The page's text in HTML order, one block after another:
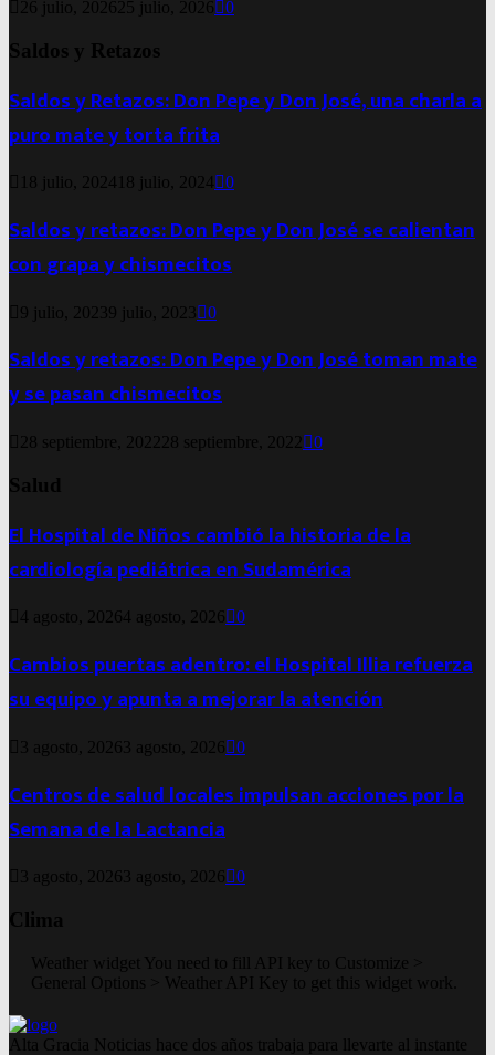
26 julio, 2026 25 julio, 2026 0
Saldos y Retazos
Saldos y Retazos: Don Pepe y Don José, una charla a
puro mate y torta frita
18 julio, 2024 18 julio, 2024 0
Saldos y retazos: Don Pepe y Don José se calientan
con grapa y chismecitos
9 julio, 20239 julio, 2023 0
Saldos y retazos: Don Pepe y Don José toman mate
y se pasan chismecitos
28 septiembre, 2022 28 septiembre, 2022 0
Salud
El Hospital de Niños cambió la historia de la
cardiología pediátrica en Sudamérica
4 agosto, 20264 agosto, 2026 0
Cambios puertas adentro: el Hospital Illia refuerza
su equipo y apunta a mejorar la atención
3 agosto, 2026 3 agosto, 2026 0
Centros de salud locales impulsan acciones por la
Semana de la Lactancia
3 agosto, 2026 3 agosto, 2026 0
Clima
Weather widget You need to fill API key to Customize >
General Options > Weather API Key to get this widget work.
Alta Gracia Noticias hace dos años trabaja para llevarte al instante